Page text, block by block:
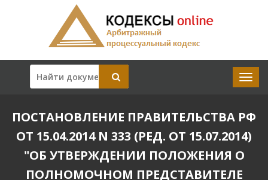
ПОСТАНОВЛЕНИЕ ПРАВИТЕЛЬСТВА РФ
ОТ 15.04.2014 N 333 (РЕД. ОТ 15.07.2014)
"ОБ УТВЕРЖДЕНИИ ПОЛОЖЕНИЯ О
ПОЛНОМОЧНОМ ПРЕДСТАВИТЕЛЕ